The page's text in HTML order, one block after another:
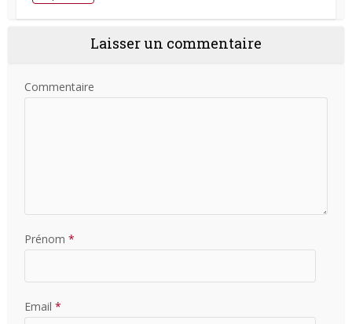
Laisser un commentaire
Commentaire
Prénom *
Email *